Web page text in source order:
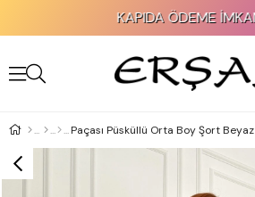
KAPIDA ÖDEME İMKANI!
Paçası Püsküllü Orta Boy Şort Beyaz